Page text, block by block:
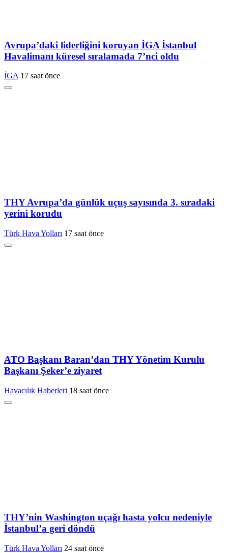
Avrupa’daki liderliğini koruyan İGA İstanbul
Havalimanı küresel sıralamada 7’nci oldu
İGA 17 saat önce
THY Avrupa’da günlük uçuş sayısında 3. sıradaki
yerini korudu
Türk Hava Yolları 17 saat önce
ATO Başkanı Baran’dan THY Yönetim Kurulu
Başkanı Şeker’e ziyaret
Havacılık Haberleri 18 saat önce
THY’nin Washington uçağı hasta yolcu nedeniyle
İstanbul’a geri döndü
Türk Hava Yolları 24 saat önce